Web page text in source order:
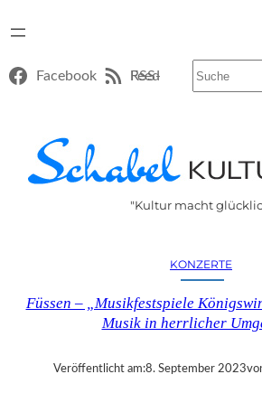
Facebook RSS-Feed
"Kultur macht
KONZERTE
Füssen – „Musikfestspiele
Musik in herrlicher
Veröffentlicht am:8. September 2023